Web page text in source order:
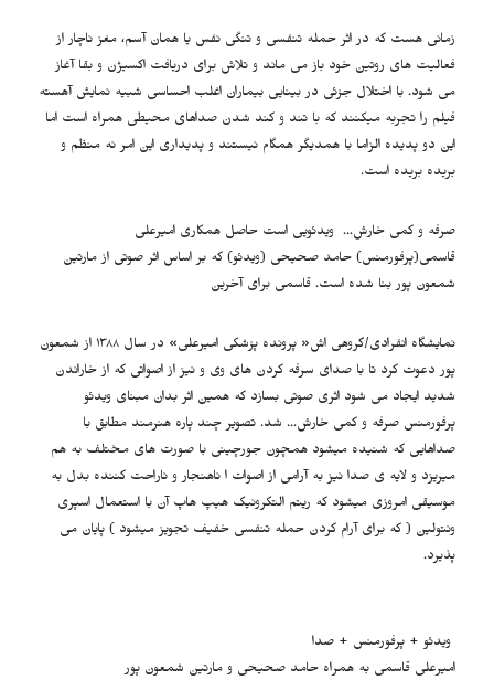
زمانی هست که در اثر حمله تنفسی و تنگی نفس یا همان آسم، مغز ناچار از
فعالیت های روتین خود باز می ماند و تلاش برای دریافت اکسیژن و بقا آغاز
می شود. با اختلال جزئی در بینایی بیماران اغلب احساسی شبیه نمایش آهسته
فیلم را تجربه میکنند که با تند و کند شدن صداهای محیطی همراه است اما
این دو پدیده الزاما با همدیگر همگام نیستند و پدیداری این امر نه منظم و
بریده بریده است.
صرفه و کمی خارش… ویدئویی است حاصل همکاری امیرعلی
قاسمی(پرفورمنس) حامد صحیحی (ویدئو) که بر اساس اثر صوتی از مارتین
شمعون پور بنا شده است. قاسمی برای آخرین
نمایشگاه انفرادی/گروهی اش« پرونده پزشکی امیرعلی» در سال ۱۳۸۸ از شمعون
پور دعوت کرد تا با صدای سرفه کردن های وی و نیز از اصواتی که از خاراندن
شدید ایجاد می شود اثری صوتی بسازد که همین اثر بدان مبنای ویدئو
پرفورمنس صرفه و کمی خارش… شد. تصویر چند پاره هنرمند مطابق با
صداهایی که شنیده میشود همچون جورچینی با صورت های مختلف به هم
میریزد و لایه ی صدا نیز به آرامی از اصوات ا ناهنجار و ناراحت کننده بدل به
موسیقی امروزی میشود که ریتم التکرونیک هیپ هاپ آن با استعمال اسپری
ونتولین ( که برای آرام کردن حمله تنفسی خفیف تجویز میشود ) پایان می
پذیرد.
ویدئو + پرفورمنس + صدا
امیرعلی قاسمی به همراه حامد صحیحی و مارتین شمعون پور